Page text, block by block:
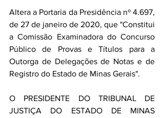
Altera a Portaria da Presidência nº 4.697,
de 27 de janeiro de 2020, que "Constitui
a Comissão Examinadora do Concurso
Público de Provas e Títulos para a
Outorga de Delegações de Notas e de
Registro do Estado de Minas Gerais".
O PRESIDENTE DO TRIBUNAL DE
JUSTIÇA DO ESTADO DE MINAS